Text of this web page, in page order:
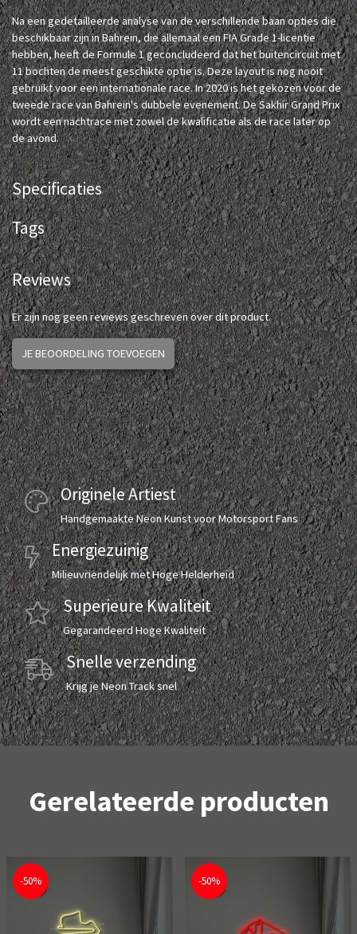
Na een gedetailleerde analyse van de verschillende baan opties die
beschikbaar zijn in Bahrein, die allemaal een FIA Grade 1-licentie
hebben, heeft de Formule 1 geconcludeerd dat het buitencircuit met
11 bochten de meest geschikte optie is. Deze layout is nog nooit
gebruikt voor een internationale race. In 2020 is het gekozen voor de
tweede race van Bahrein's dubbele evenement. De Sakhir Grand Prix
wordt een nachtrace met zowel de kwalificatie als de race later op
de avond.
Specificaties
Tags
Reviews
Er zijn nog geen reviews geschreven over dit product.
JE BEOORDELING TOEVOEGEN
Originele Artiest
Handgemaakte Neon Kunst voor Motorsport Fans
Energiezuinig
Milieuvriendelijk met Hoge Helderheid
Superieure Kwaliteit
Gegarandeerd Hoge Kwaliteit
Snelle verzending
Krijg je Neon Track snel
Gerelateerde producten
-50% -50%